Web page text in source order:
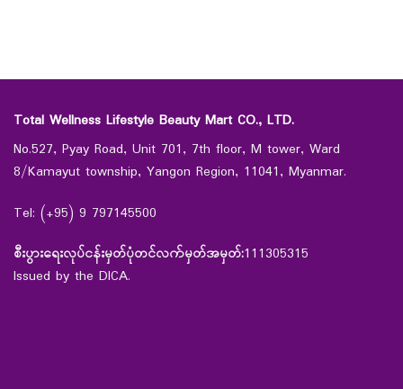
Total Wellness Lifestyle Beauty Mart CO., LTD.
No.527, Pyay Road, Unit 701, 7th floor, M tower, Ward
8/Kamayut township, Yangon Region, 11041, Myanmar.
Tel: (+95) 9 797145500
စီးပွားရေးလုပ်ငန်းမှတ်ပုံတင်လက်မှတ်အမှတ်:111305315
Issued by the DICA.